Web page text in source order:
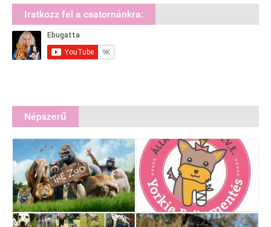
Iratkozz fel a csatornánkra:
Népszerű